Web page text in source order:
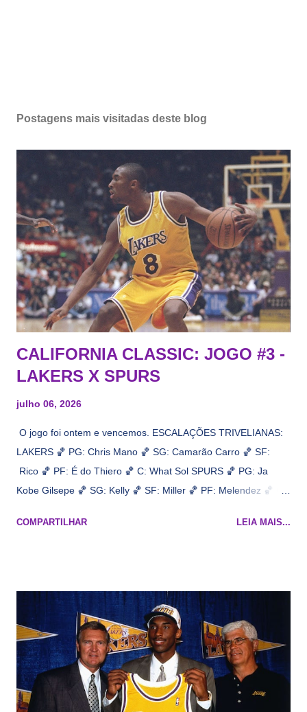
Postagens mais visitadas deste blog
CALIFORNIA CLASSIC: JOGO #3 -
LAKERS X SPURS
julho 06, 2026
O jogo foi ontem e vencemos. ESCALAÇÕES TRIVELIANAS:
LAKERS 🏀 PG: Chris Mano 🏀 SG: Camarão Carro 🏀 SF:
Rico 🏀 PF: É do Thiero 🏀 C: What Sol SPURS 🏀 PG: Ja
Kobe Gilsepe 🏀 SG: Kelly 🏀 SF: Miller 🏀 PF: Melendez 🏀 C:
Na quadra Transmissão: NBA League Pass
COMPARTILHAR LEIA MAIS...